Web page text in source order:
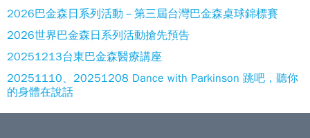
2026巴金森日系列活動－第三屆台灣巴金森桌球錦標賽
2026世界巴金森日系列活動搶先預告
20251213台東巴金森醫療講座
20251110、20251208 Dance with Parkinson 跳吧，聽你
的身體在說話